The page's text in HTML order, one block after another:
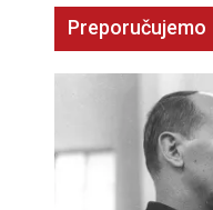
Preporučujemo